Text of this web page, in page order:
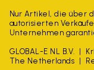
Nur Artikel, die über
autorisierten
Unternehmen
GLOBAL-E NL B.V.
The Netherlands